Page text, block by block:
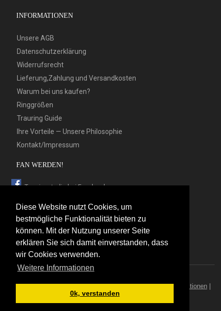
Diese Website nutzt Cookies, um
bestmögliche Funktionalität bieten zu
können. Mit der Nutzung unserer Seite
erklären Sie sich damit einverstanden, dass
wir Cookies verwenden.
Weitere Informationen
0k, verstanden
INFORMATIONEN
Unsere AGB
Datenschutzerklärung
Widerrufsrecht
Lieferung,Zahlung und Versandkosten
Warum bei uns kaufen?
Ringgrößen
Trauring Guide
Ihre Vorteile — Unsere Philosophie
Kontakt/Impressum
FAN WERDEN!
Trauringstudio bei Facebook
Trauringstudio bei Twitter
Trauringstudio bei Pinterest
Trauringstudio bei flickr
Trauringstudio|Trauringe|Hersteller|Kontakt/Impressum Aktionen|
News|Sitemap